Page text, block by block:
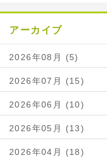
アーカイブ
2026年08月 (5)
2026年07月 (15)
2026年06月 (10)
2026年05月 (13)
2026年04月 (18)